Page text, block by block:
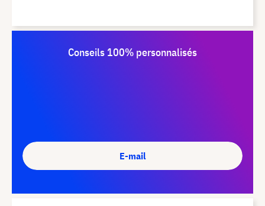
Conseils 100% personnalisés
E-mail